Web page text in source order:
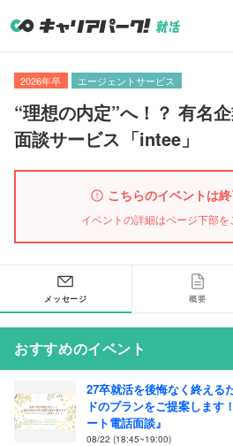
2026年卒 エージェントサービス
“理想の内定”へ！？ 有名
面談サービス 「intee 」
こちらのイベントは終
イベントの詳細はページ下部を
メッセージ 概要
おすすめのイベント
27卒就活を後悔なく終える
ドのプランをご提案します
ート電話面談』
08/22 (18:45~19:00)